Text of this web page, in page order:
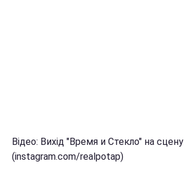
Відео: Вихід "Время и Стекло" на сцену
(instagram.com/realpotap)